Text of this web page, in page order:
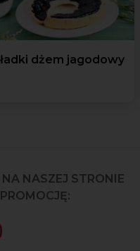
dżem jagodowy
NASZEJ STRONIE